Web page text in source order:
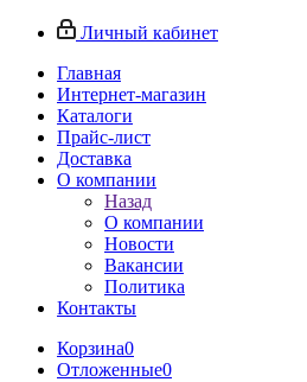
Личный кабинет
Главная
Интернет-магазин
Каталоги
Прайс-лист
Доставка
О компании
Назад
О компании
Новости
Вакансии
Политика
Контакты
Корзина0
Отложенные0